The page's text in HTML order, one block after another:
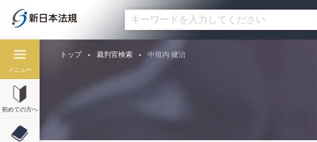
メニュー
初めての方へ
トップ 裁判官検索 中垣内 健治